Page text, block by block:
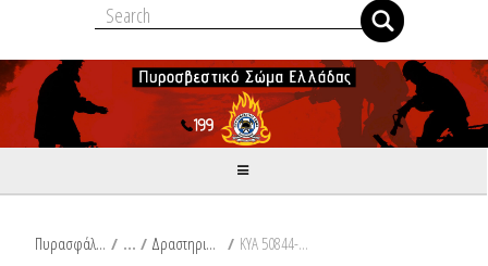
Πυρασφάλεια / Δραστηριότητες Περιβαλλοντικών Υποδομών / ΚΥΑ 50844-2992-2020.pdf